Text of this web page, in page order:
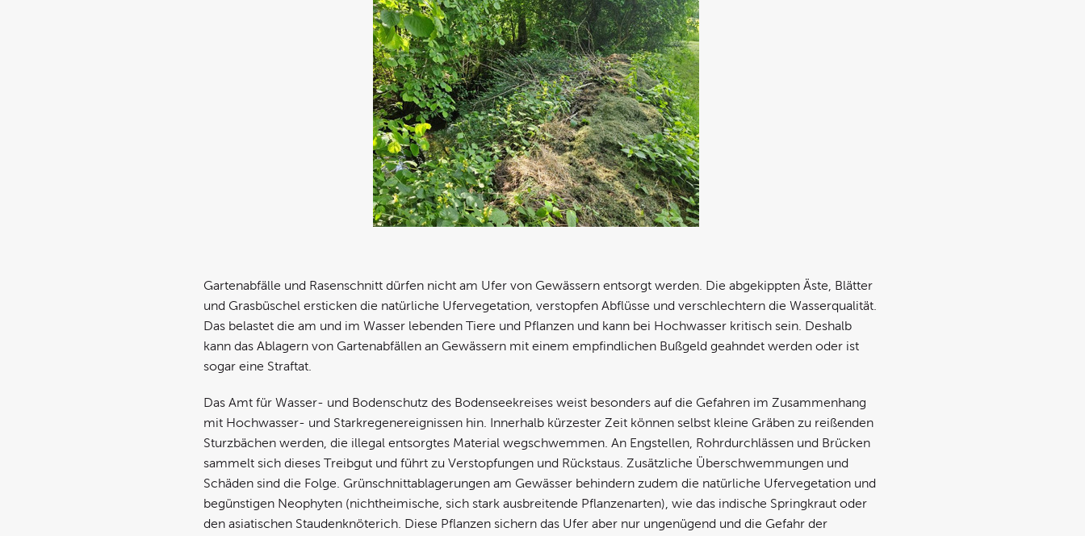
Gartenabfälle und Rasenschnitt dürfen nicht am Ufer von Gewässern entsorgt werden. Die abgekippten Äste, Blätter
und Grasbüschel ersticken die natürliche Ufervegetation, verstopfen Abflüsse und verschlechtern die Wasserqualität.
Das belastet die am und im Wasser lebenden Tiere und Pflanzen und kann bei Hochwasser kritisch sein. Deshalb
kann das Ablagern von Gartenabfällen an Gewässern mit einem empfindlichen Bußgeld geahndet werden oder ist
sogar eine Straftat.
Das Amt für Wasser- und Bodenschutz des Bodenseekreises weist besonders auf die Gefahren im Zusammenhang
mit Hochwasser- und Starkregenereignissen hin. Innerhalb kürzester Zeit können selbst kleine Gräben zu reißenden
Sturzbächen werden, die illegal entsorgtes Material wegschwemmen. An Engstellen, Rohrdurchlässen und Brücken
sammelt sich dieses Treibgut und führt zu Verstopfungen und Rückstaus. Zusätzliche Überschwemmungen und
Schäden sind die Folge. Grünschnittablagerungen am Gewässer behindern zudem die natürliche Ufervegetation und
begünstigen Neophyten (nichtheimische, sich stark ausbreitende Pflanzenarten), wie das indische Springkraut oder
den asiatischen Staudenknöterich. Diese Pflanzen sichern das Ufer aber nur ungenügend und die Gefahr der